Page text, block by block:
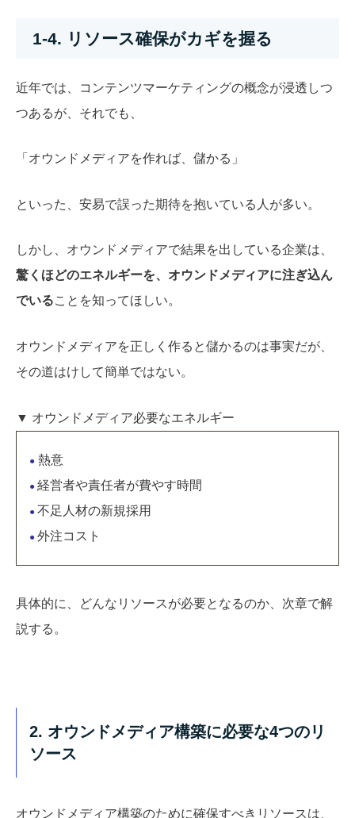
1-4. リソース確保がカギを握る
近年では、コンテンツマーケティングの概念が浸透しつ
つあるが、それでも、
「オウンドメディアを作れば、儲かる」
といった、安易で誤った期待を抱いている人が多い。
しかし、オウンドメディアで結果を出している企業は、
驚くほどのエネルギーを、オウンドメディアに注ぎ込ん
でいることを知ってほしい。
オウンドメディアを正しく作ると儲かるのは事実だが、
その道はけして簡単ではない。
▼ オウンドメディア必要なエネルギー
● 熱意
● 経営者や責任者が費やす時間
● 不足人材の新規採用
● 外注コスト
具体的に、どんなリソースが必要となるのか、次章で解
説する。
2. オウンドメディア構築に必要な4つのリ
ソース
オウンドメディア構築のために確保すべきリソースは、